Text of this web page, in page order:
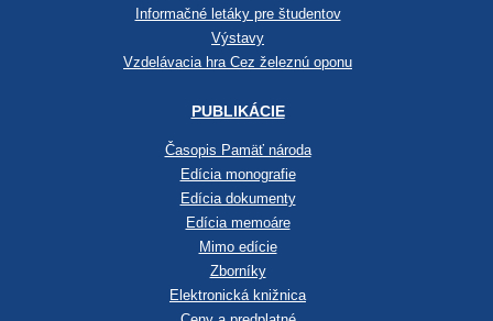
Informačné letáky pre študentov
Výstavy
Vzdelávacia hra Cez železnú oponu
PUBLIKÁCIE
Časopis Pamäť národa
Edícia monografie
Edícia dokumenty
Edícia memoáre
Mimo edície
Zborníky
Elektronická knižnica